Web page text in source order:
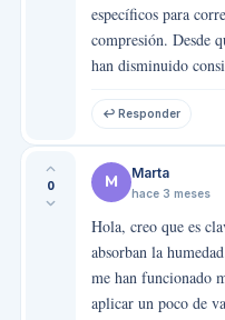
específicos para
compresión. Desde
han disminuido
↩ Responder
0 M Marta
hace 3 meses
Hola, creo que es
absorban la
me han funcionado
aplicar un poco de